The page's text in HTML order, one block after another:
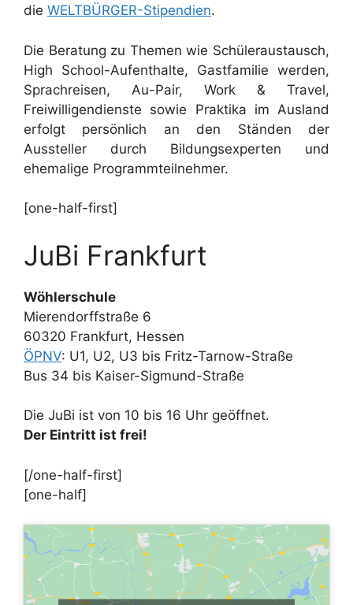
die WELTBÜRGER-Stipendien.
Die Beratung zu Themen wie Schüleraustausch,
High School-Aufenthalte, Gastfamilie werden,
Sprachreisen, Au-Pair, Work & Travel,
Freiwilligendienste sowie Praktika im Ausland
erfolgt persönlich an den Ständen der
Aussteller durch Bildungsexperten und
ehemalige Programmteilnehmer.
[one-half-first]
JuBi Frankfurt
Wöhlerschule
Mierendorffstraße 6
60320 Frankfurt, Hessen
ÖPNV: U1, U2, U3 bis Fritz-Tarnow-Straße
Bus 34 bis Kaiser-Sigmund-Straße
Die JuBi ist von 10 bis 16 Uhr geöffnet.
Der Eintritt ist frei!
[/one-half-first]
[one-half]